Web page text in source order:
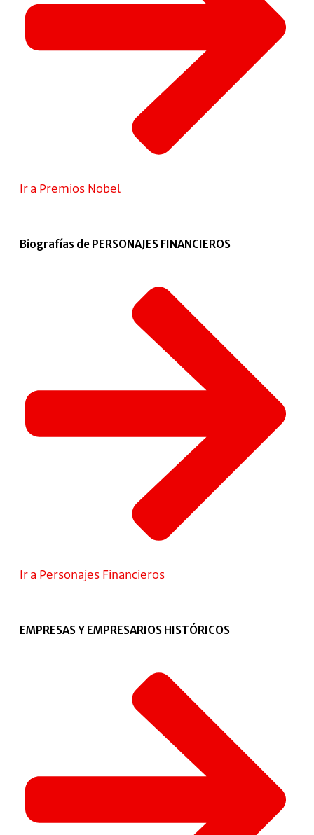
Ir a Premios Nobel
Biografías de PERSONAJES FINANCIEROS
Ir a Personajes Financieros
EMPRESAS Y EMPRESARIOS HISTÓRICOS